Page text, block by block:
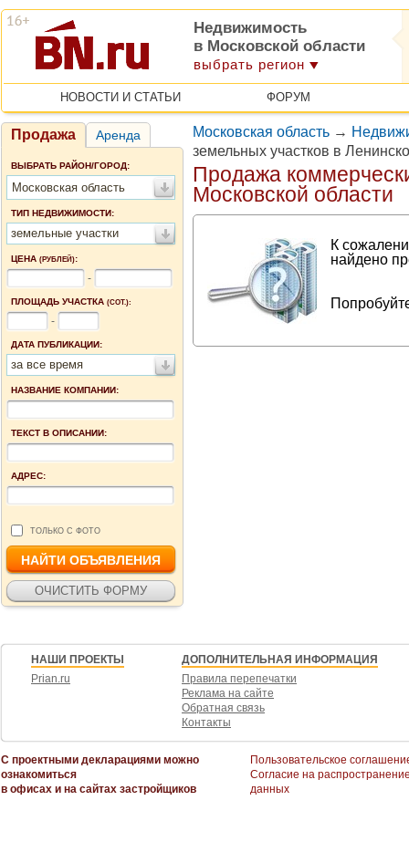
Недвижимость
в Московской области
выбрать регион
НОВОСТИ И СТАТЬИ ФОРУМ
Продажа Аренда
ВЫБРАТЬ РАЙОН/ГОРОД:
Московская область
ТИП НЕДВИЖИМОСТИ:
земельные участки
ЦЕНА (РУБЛЕЙ):
-
ПЛОЩАДЬ УЧАСТКА (СОТ.):
-
ДАТА ПУБЛИКАЦИИ:
за все время
НАЗВАНИЕ КОМПАНИИ:
ТЕКСТ В ОПИСАНИИ:
АДРЕС:
ТОЛЬКО С ФОТО
Московская область →
земельных участков в
Продажа
Московской области
К
найдено
НАШИ ПРОЕКТЫ
Prian.ru
ДОПОЛНИТЕЛЬНАЯ ИНФОРМАЦИЯ
Правила перепечатки
Реклама на сайте
Обратная связь
Контакты
С проектными декларациями можно
ознакомиться
в офисах и на сайтах застройщиков
Пользовательское
Согласие на
данных